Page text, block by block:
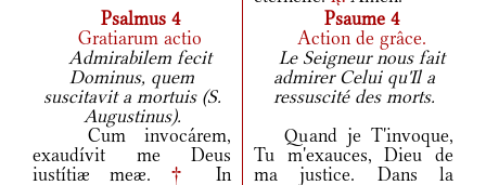
Psalmus 4
Psaume 4
Gratiarum actio
Action de grâce.
Admirabilem fecit
Dominus, quem
suscitavit a mortuis (S.
Augustinus).
Le Seigneur nous fait
admirer Celui qu'Il a
ressuscité des morts.
Cum invocárem,
exaudívit me Deus
iustítiæ meæ. †
In
Quand je T'invoque,
Tu m'exauces, Dieu de
ma justice. Dans la